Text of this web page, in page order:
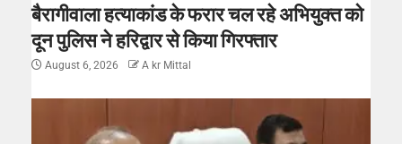
बैरागीवाला हत्याकांड के फरार चल रहे अभियुक्त को
दून पुलिस ने हरिद्वार से किया गिरफ्तार
August 6, 2026 A kr Mittal